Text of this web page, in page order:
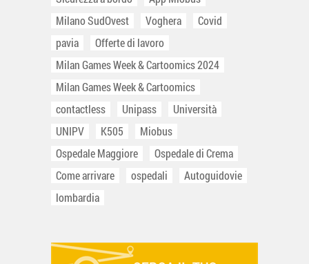
Milano SudOvest
Voghera
Covid
pavia
Offerte di lavoro
Milan Games Week & Cartoomics 2024
Milan Games Week & Cartoomics
contactless
Unipass
Università
UNIPV
K505
Miobus
Ospedale Maggiore
Ospedale di Crema
Come arrivare
ospedali
Autoguidovie
lombardia